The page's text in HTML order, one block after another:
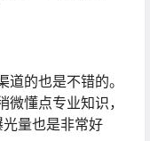
的也是不错的。
懂点专业知识，
量也是非常好